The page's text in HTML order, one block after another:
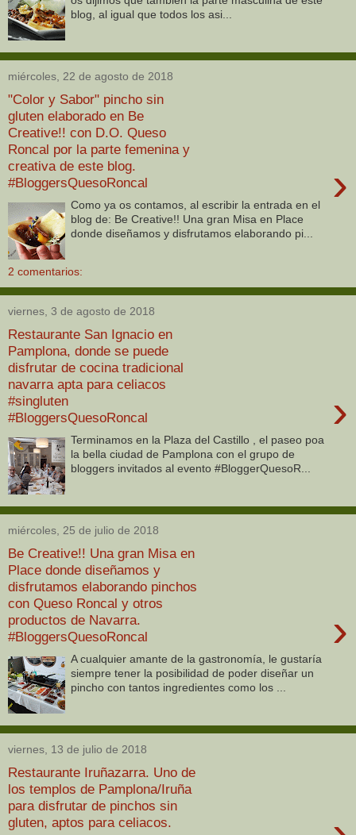
blog, al igual que todos los asi...
miércoles, 22 de agosto de 2018
"Color y Sabor" pincho sin
gluten elaborado en Be
Creative!! con D.O. Queso
Roncal por la parte femenina y
creativa de este blog.
#BloggersQuesoRoncal
›
Como ya os contamos, al escribir la entrada en el
blog de: Be Creative!! Una gran Misa en Place
donde diseñamos y disfrutamos elaborando pi...
2 comentarios:
viernes, 3 de agosto de 2018
Restaurante San Ignacio en
Pamplona, donde se puede
disfrutar de cocina tradicional
navarra apta para celiacos
#singluten
#BloggersQuesoRoncal
›
Terminamos en la Plaza del Castillo , el paseo poa
la bella ciudad de Pamplona con el grupo de
bloggers invitados al evento #BloggerQuesoR...
miércoles, 25 de julio de 2018
Be Creative!! Una gran Misa en
Place donde diseñamos y
disfrutamos elaborando pinchos
con Queso Roncal y otros
productos de Navarra.
#BloggersQuesoRoncal
›
A cualquier amante de la gastronomía, le gustaría
siempre tener la posibilidad de poder diseñar un
pincho con tantos ingredientes como los ...
viernes, 13 de julio de 2018
Restaurante Iruñazarra. Uno de
los templos de Pamplona/Iruña
para disfrutar de pinchos sin
gluten, aptos para celiacos.